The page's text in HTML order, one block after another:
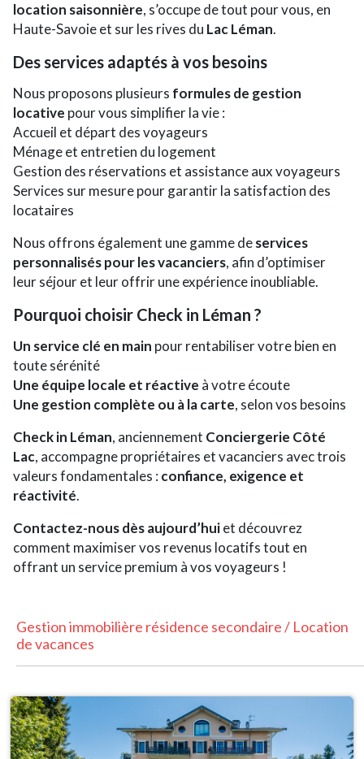
location saisonnière, s’occupe de tout pour vous, en
Haute-Savoie et sur les rives du Lac Léman.
Des services adaptés à vos besoins
Nous proposons plusieurs formules de gestion
locative pour vous simplifier la vie :
Accueil et départ des voyageurs
Ménage et entretien du logement
Gestion des réservations et assistance aux voyageurs
Services sur mesure pour garantir la satisfaction des
locataires
Nous offrons également une gamme deservices
personnalisés pour les vacanciers, afin d’optimiser
leur séjour et leur offrir une expérience inoubliable.
Pourquoi choisir Check in Léman ?
Un service clé en main pour rentabiliser votre bien en
toute sérénité
Une équipe locale et réactive à votre écoute
Une gestion complète ou à la carte, selon vos besoins
Check in Léman, anciennement Conciergerie Côté
Lac, accompagne propriétaires et vacanciers avec trois
valeurs fondamentales : confiance, exigence et
réactivité.
Contactez-nous dès aujourd’huiet découvrez
comment maximiser vos revenus locatifs tout en
offrant un service premium à vos voyageurs !
Gestion immobilière résidence secondaire / Location
de vacances